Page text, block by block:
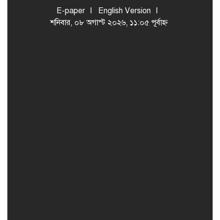
E-paper
English Version
শনিবার, ০৮ অগাস্ট ২০২৬, ১১:০৫ পূর্বাহ্ন